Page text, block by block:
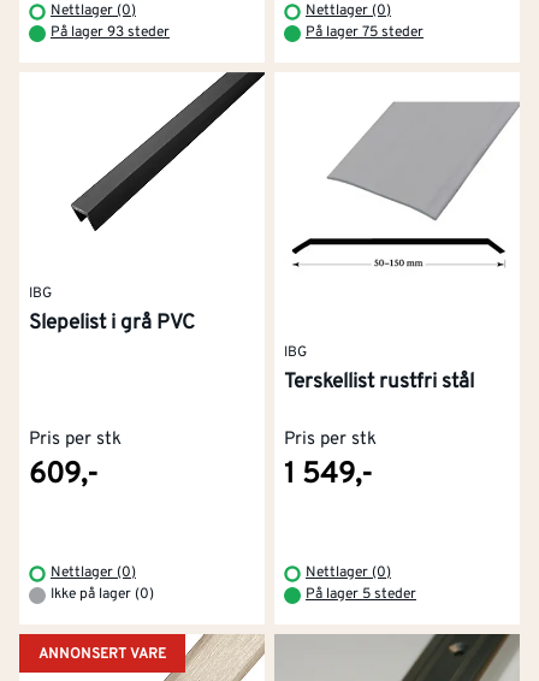
Nettlager (0)
På lager 93 steder
Nettlager (0)
På lager 75 steder
IBG
Slepelist i grå PVC
Pris per stk
609,-
Nettlager (0)
Ikke på lager (0)
IBG
Terskellist rustfri stål
Pris per stk
1 549,-
Nettlager (0)
På lager 5 steder
ANNONSERT VARE